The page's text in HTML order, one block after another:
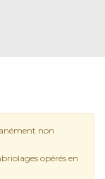
non
opérés en